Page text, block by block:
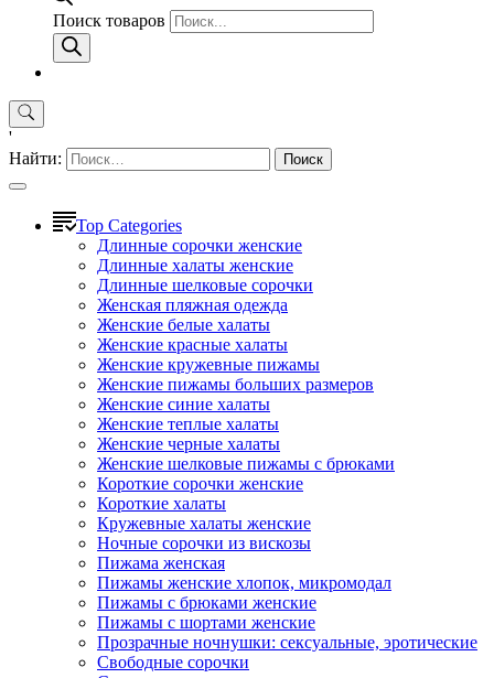
Поиск товаров
'
Найти:
Top Categories
Длинные сорочки женские
Длинные халаты женские
Длинные шелковые сорочки
Женская пляжная одежда
Женские белые халаты
Женские красные халаты
Женские кружевные пижамы
Женские пижамы больших размеров
Женские синие халаты
Женские теплые халаты
Женские черные халаты
Женские шелковые пижамы с брюками
Короткие сорочки женские
Короткие халаты
Кружевные халаты женские
Ночные сорочки из вискозы
Пижама женская
Пижамы женские хлопок, микромодал
Пижамы с брюками женские
Пижамы с шортами женские
Прозрачные ночнушки: сексуальные, эротические
Свободные сорочки